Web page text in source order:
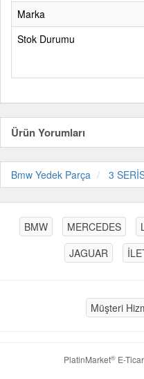
Marka
Stok Durumu
Ürün Yorumları
Bmw Yedek Parça 3
BMW MERCEDES
JAGUAR
Müşteri
PlatinMarket®E-